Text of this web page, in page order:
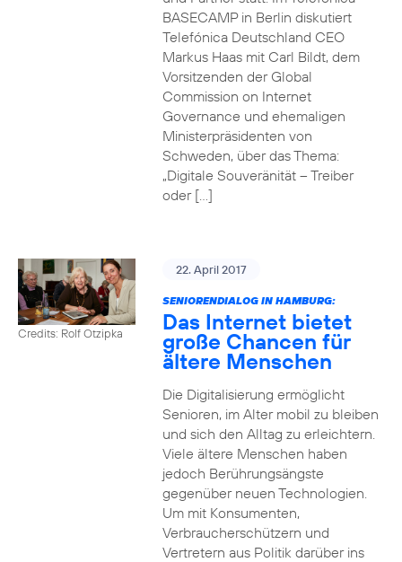
BASECAMP in Berlin diskutiert
Telefónica Deutschland CEO
Markus Haas mit Carl Bildt, dem
Vorsitzenden der Global
Commission on Internet
Governance und ehemaligen
Ministerpräsidenten von
Schweden, über das Thema:
„Digitale Souveränität – Treiber
oder […]
Credits: Rolf Otzipka
22. April 2017
SENIORENDIALOG IN HAMBURG:
Das Internet bietet
große Chancen für
ältere Menschen
Die Digitalisierung ermöglicht
Senioren, im Alter mobil zu bleiben
und sich den Alltag zu erleichtern.
Viele ältere Menschen haben
jedoch Berührungsängste
gegenüber neuen Technologien.
Um mit Konsumenten,
Verbraucherschützern und
Vertretern aus Politik darüber ins